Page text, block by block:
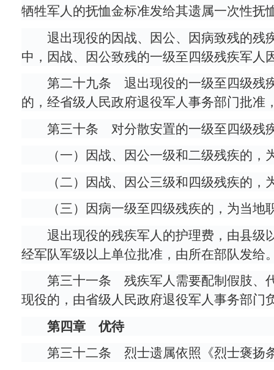
牺牲军人的抚恤金标准发给其遗属一次性抚
退出现役的因战、因公、因病致残的残
中，因战、因公致残的一级至四级残疾军
第二十九条 退出现役的一级至四级残
的，经省级人民政府退役军人事务部门批准
第三十条 对分散安置的一级至四级残
（一）因战、因公一级和二级残疾的
（二）因战、因公三级和四级残疾的
（三）因病一级至四级残疾的，为当地
退出现役的残疾军人的护理费，由县级
经军队军级以上单位批准，由所在部队发给
第三十一条 残疾军人需要配制假肢、
现役的，由省级人民政府退役军人事务部门
第四章 优待
第三十二条 烈士遗属依照《烈士褒扬